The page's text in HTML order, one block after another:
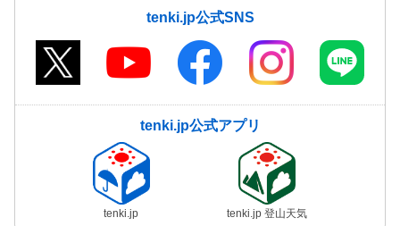
tenki.jp公式SNS
tenki.jp公式アプリ
tenki.jp tenki.jp 登山天気